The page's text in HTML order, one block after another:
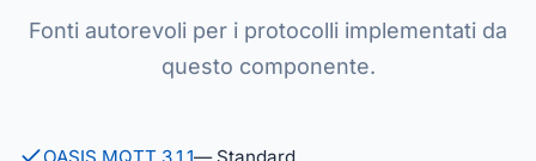
Fonti autorevoli per i protocolli implementati da
questo componente.